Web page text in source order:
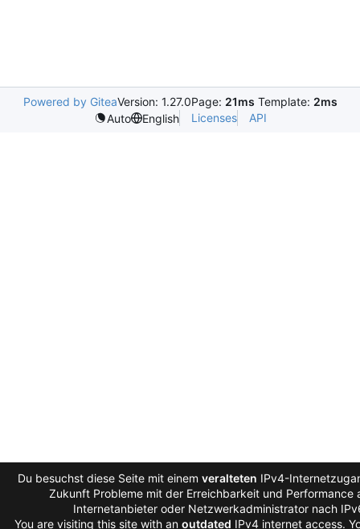
Powered by GiteaVersion: 1.27.0Page: 21ms Template: 2ms
Auto
English Licenses API
Du besuchst diese Seite mit einem veralteten IPv4-
Zukunft Probleme mit der Erreichbarkeit und Performance
Internetanbieter oder Netzwerkadministrator nach
You are visiting this site with an outdated IPv4 internet access.